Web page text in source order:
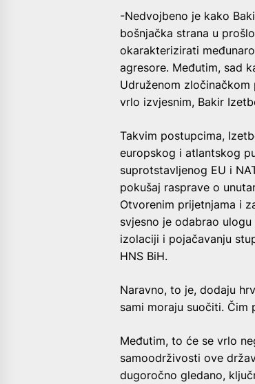
-Nedvojbeno je kako
bošnjačka strana u
okarakterizirati
agresore. Međutim, sad
Udruženom zločinačkom
vrlo izvjesnim, Bakir
Takvim postupcima,
europskog i atlantskog
suprotstavljenog EU i
pokušaj rasprave o
Otvorenim prijetnjama i
svjesno je odabrao
izolaciji i pojačavanju
HNS BiH.
Naravno, to je, dodaju
sami moraju suočiti. Čim
Međutim, to će se vrlo
samoodrživosti ove
dugoročno gledano,